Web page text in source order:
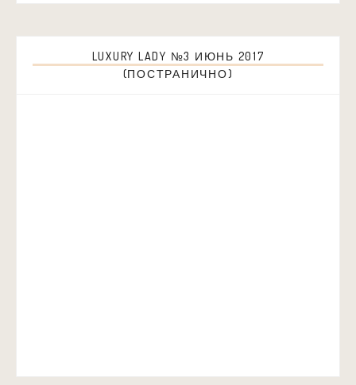
LUXURY LADY №3 ИЮНЬ 2017
(ПОСТРАНИЧНО)